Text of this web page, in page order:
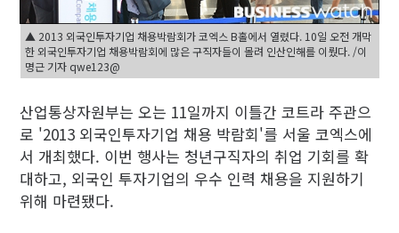
▲ 2013 외국인투자기업 채용박람회가 코엑스 B홀에서 열렸다. 10일 오전 개막
한 외국인투자기업 채용박람회에 많은 구직자들이 몰려 인산인해를 이뤘다. /이
명근 기자 qwe123@
산업통상자원부는 오는 11일까지 이틀간 코트라 주관으
로 '2013 외국인투자기업 채용 박람회'를 서울 코엑스에
서 개최했다. 이번 행사는 청년구직자의 취업 기회를 확
대하고, 외국인 투자기업의 우수 인력 채용을 지원하기
위해 마련됐다.